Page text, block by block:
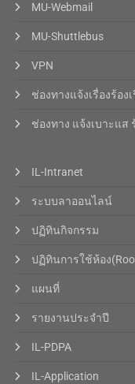
MU-Webmail
MU-Shuttlebus
VPN
ช่องทางแจ้งเรื่องร้อ
ช่องทาง แจ้งเบาะแส
IL-Intranet
ระบบลาออนไลน์
ปฏิทินกิจกรรม
ปฏิทินการใช้ห้อง
แผนที่
รายงานประจำปี
IL-PDPA
IL-Application